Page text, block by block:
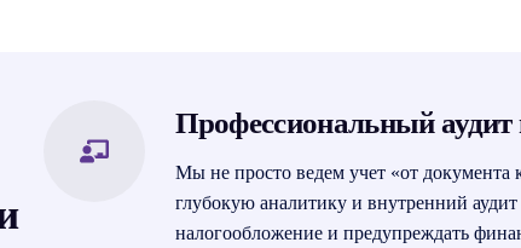
Профессиональный аудит
Мы не просто ведем учет «от документа
глубокую аналитику и внутренний
налогообложение и предупреждать